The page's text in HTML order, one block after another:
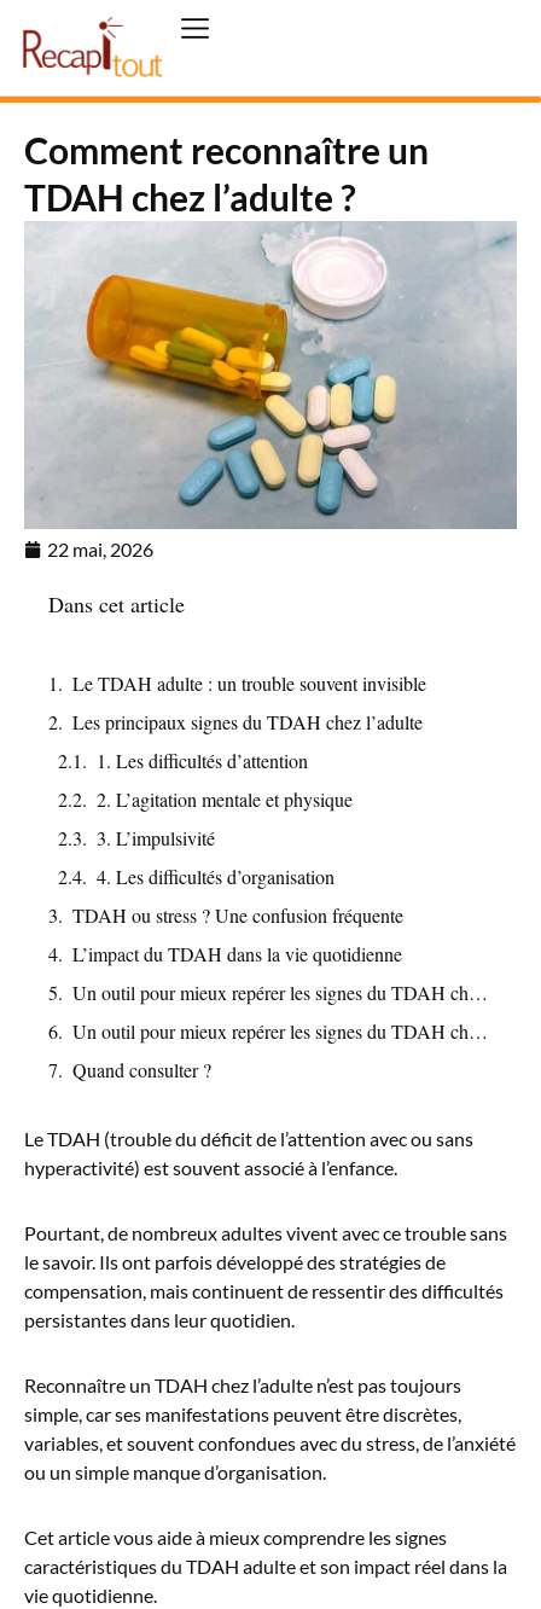
Comment reconnaître un
TDAH chez l’adulte ?
22 mai, 2026
Dans cet article
Le TDAH adulte : un trouble souvent invisible
Les principaux signes du TDAH chez l’adulte
1. Les difficultés d’attention
2. L’agitation mentale et physique
3. L’impulsivité
4. Les difficultés d’organisation
TDAH ou stress ? Une confusion fréquente
L’impact du TDAH dans la vie quotidienne
Un outil pour mieux repérer les signes du TDAH chez l’adulte
Un outil pour mieux repérer les signes du TDAH chez l’adulte
Quand consulter ?
Le TDAH (trouble du déficit de l’attention avec ou sans
hyperactivité) est souvent associé à l’enfance.
Pourtant, de nombreux adultes vivent avec ce trouble sans
le savoir. Ils ont parfois développé des stratégies de
compensation, mais continuent de ressentir des difficultés
persistantes dans leur quotidien.
Reconnaître un TDAH chez l’adulte n’est pas toujours
simple, car ses manifestations peuvent être discrètes,
variables, et souvent confondues avec du stress, de l’anxiété
ou un simple manque d’organisation.
Cet article vous aide à mieux comprendre les signes
caractéristiques du TDAH adulte et son impact réel dans la
vie quotidienne.